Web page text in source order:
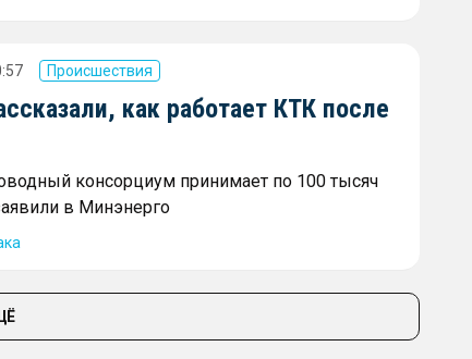
Происшествия
как работает КТК после
консорциум принимает по 100 тысяч
в Минэнерго